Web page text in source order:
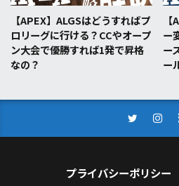
【APEX】ALGSはどうすればプ
ロリーグに行ける？CCやオープ
ン大会で優勝すれば1発で昇格
なの？
ー
ー
ー
プライバシーポリシー